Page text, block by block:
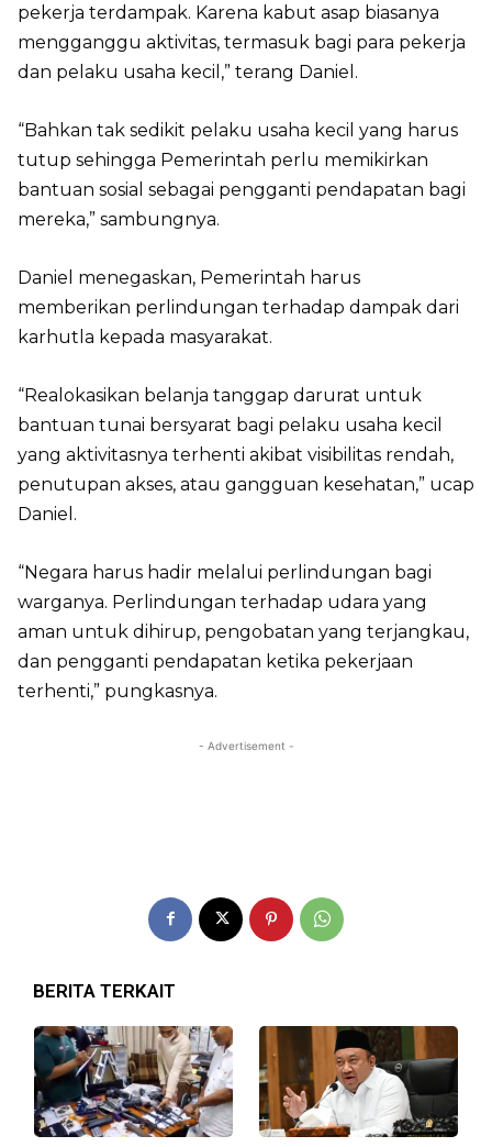
pekerja terdampak. Karena kabut asap biasanya
mengganggu aktivitas, termasuk bagi para pekerja
dan pelaku usaha kecil,” terang Daniel.
“Bahkan tak sedikit pelaku usaha kecil yang harus
tutup sehingga Pemerintah perlu memikirkan
bantuan sosial sebagai pengganti pendapatan bagi
mereka,” sambungnya.
Daniel menegaskan, Pemerintah harus
memberikan perlindungan terhadap dampak dari
karhutla kepada masyarakat.
“Realokasikan belanja tanggap darurat untuk
bantuan tunai bersyarat bagi pelaku usaha kecil
yang aktivitasnya terhenti akibat visibilitas rendah,
penutupan akses, atau gangguan kesehatan,” ucap
Daniel.
“Negara harus hadir melalui perlindungan bagi
warganya. Perlindungan terhadap udara yang
aman untuk dihirup, pengobatan yang terjangkau,
dan pengganti pendapatan ketika pekerjaan
terhenti,” pungkasnya.
- Advertisement -
BERITA TERKAIT